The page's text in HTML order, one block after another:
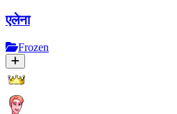
एलेना
Frozen